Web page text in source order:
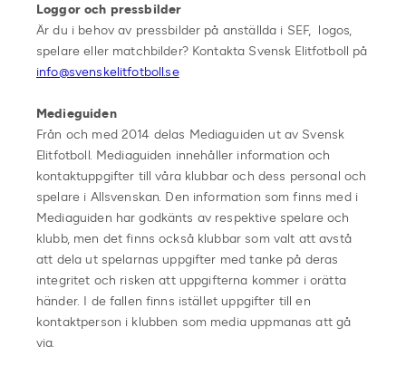
Loggor och pressbilder
Är du i behov av pressbilder på anställda i SEF, logos,
spelare eller matchbilder? Kontakta Svensk Elitfotboll på
info@svenskelitfotboll.se
Medieguiden
Från och med 2014 delas Mediaguiden ut av Svensk
Elitfotboll. Mediaguiden innehåller information och
kontaktuppgifter till våra klubbar och dess personal och
spelare i Allsvenskan. Den information som finns med i
Mediaguiden har godkänts av respektive spelare och
klubb, men det finns också klubbar som valt att avstå
att dela ut spelarnas uppgifter med tanke på deras
integritet och risken att uppgifterna kommer i orätta
händer. I de fallen finns istället uppgifter till en
kontaktperson i klubben som media uppmanas att gå
via.